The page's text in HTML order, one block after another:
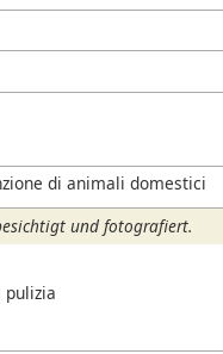
di animali domestici
und fotografiert.
pulizia